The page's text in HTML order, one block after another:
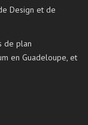
Design et de
de plan
en Guadeloupe, et